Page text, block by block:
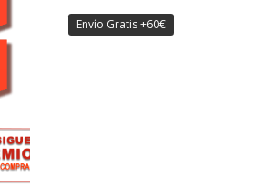
Envío Gratis +60€